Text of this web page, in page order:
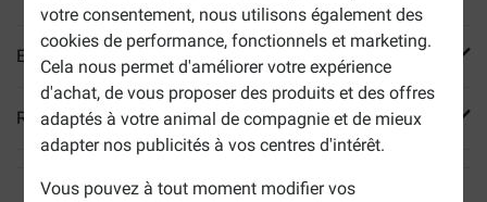
votre consentement, nous utilisons également des
cookies de performance, fonctionnels et marketing.
Cela nous permet d'améliorer votre expérience
d'achat, de vous proposer des produits et des offres
adaptés à votre animal de compagnie et de mieux
adapter nos publicités à vos centres d'intérêt.
Vous pouvez à tout moment modifier vos
En savoir plus
Reviews